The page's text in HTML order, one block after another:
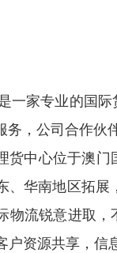
一家专业的国
务，公司合作
货中心位于澳
、华南地区拓
物流锐意进取
户资源共享，